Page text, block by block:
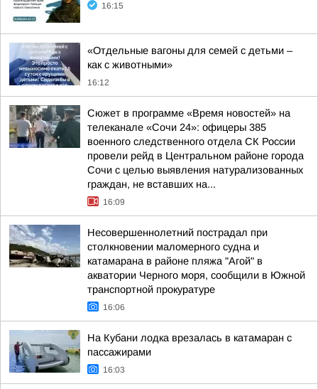
16:15
«Отдельные вагоны для семей с детьми –
как с животными»
16:12
Сюжет в программе «Время новостей» на
телеканале «Сочи 24»: офицеры 385
военного следственного отдела СК России
провели рейд в Центральном районе города
Сочи с целью выявления натурализованных
граждан, не вставших на...
16:09
Несовершеннолетний пострадал при
столкновении маломерного судна и
катамарана в районе пляжа "Агой" в
акватории Черного моря, сообщили в Южной
транспортной прокуратуре
16:06
На Кубани лодка врезалась в катамаран с
пассажирами
16:03